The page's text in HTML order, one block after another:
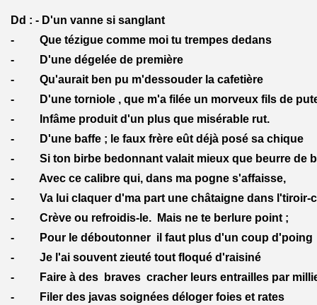
Dd : - D'un vanne si sanglant
- Que tézigue comme moi tu trempes dedans
- D'une dégelée de première
- Qu'aurait ben pu m'dessouder la cafetière
- D'une torniole , que m'a filée un morveux fils de
- Infâme produit d'un plus que misérable rut.
- D'une baffe ; le faux frère eût déjà posé sa chique
- Si ton birbe bedonnant valait mieux que beurre de
- Avec ce calibre qui, dans ma pogne s'affaisse,
- Va lui claquer d'ma part une châtaigne dans l'tiroir-
- Crève ou refroidis-le. Mais ne te berlure point ;
- Pour le déboutonner il faut plus d'un coup d'poing
- Je l'ai souvent zieuté tout floqué d'raisiné
- Faire à des braves cracher leurs entrailles par
- Filer des javas soignées déloger foies et rates